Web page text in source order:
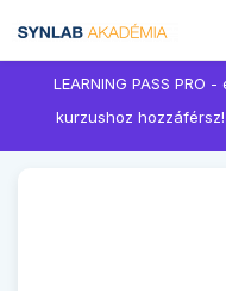
LEARNING PASS
kurzushoz hozzáférsz!